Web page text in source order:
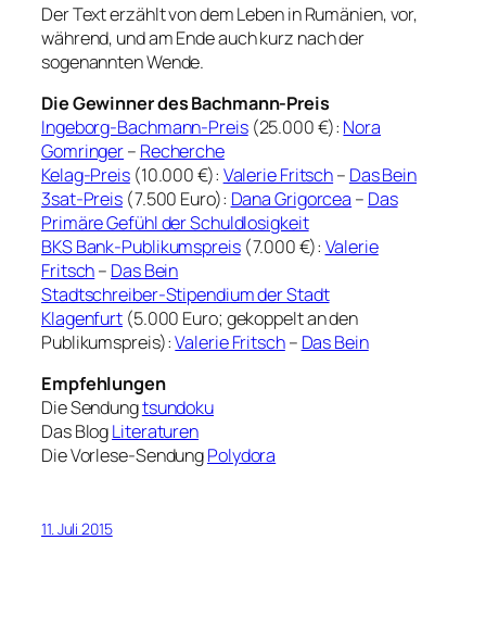
Der Text erzählt von dem Leben in Rumänien, vor,
während, und am Ende auch kurz nach der
sogenannten Wende.
Die Gewinner des Bachmann-Preis
Ingeborg-Bachmann-Preis(25.000 €): Nora
Gomringer– Recherche
Kelag-Preis(10.000 €): Valerie Fritsch– Das Bein
3sat-Preis (7.500 Euro): Dana Grigorcea – Das
Primäre Gefühl der Schuldlosigkeit
BKS Bank-Publikumspreis(7.000 €): Valerie
Fritsch– Das Bein
Stadtschreiber-Stipendium der Stadt
Klagenfurt (5.000 Euro; gekoppelt an den
Publikumspreis):Valerie Fritsch– Das Bein
Empfehlungen
Die Sendungtsundoku
Das BlogLiteraturen
Die Vorlese-SendungPolydora
11. Juli 2015